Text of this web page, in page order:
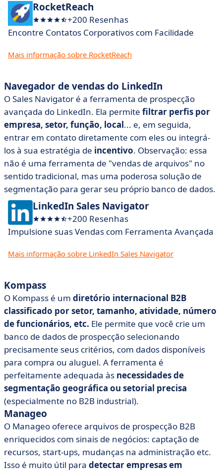
RocketReach
+200 Resenhas
Encontre Contatos Corporativos com Facilidade
Mais informação sobre RocketReach
Navegador de vendas do LinkedIn
O Sales Navigator é a ferramenta de prospecção
avançada do LinkedIn. Ela permite filtrar perfis por
empresa, setor, função, local... e, em seguida,
entrar em contato diretamente com eles ou integrá-
los à sua estratégia de incentivo. Observação: essa
não é uma ferramenta de "vendas de arquivos" no
sentido tradicional, mas uma poderosa solução de
segmentação para gerar seu próprio banco de dados.
LinkedIn Sales Navigator
+200 Resenhas
Impulsione suas Vendas com Ferramenta Avançada
Mais informação sobre LinkedIn Sales Navigator
Kompass
O Kompass é um diretório internacional B2B
classificado por setor, tamanho, atividade, número
de funcionários, etc. Ele permite que você crie um
banco de dados de prospecção selecionando
precisamente seus critérios, com dados disponíveis
para compra ou aluguel. A ferramenta é
perfeitamente adequada às necessidades de
segmentação geográfica ou setorial precisa
(especialmente no B2B industrial).
Manageo
O Manageo oferece arquivos de prospecção B2B
enriquecidos com sinais de negócios: captação de
recursos, start-ups, mudanças na administração etc.
Isso é muito útil para detectar empresas em